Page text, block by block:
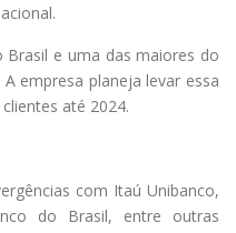
e uma das maiores do
empresa planeja levar essa
até 2024.
com Itaú Unibanco,
do Brasil, entre outras